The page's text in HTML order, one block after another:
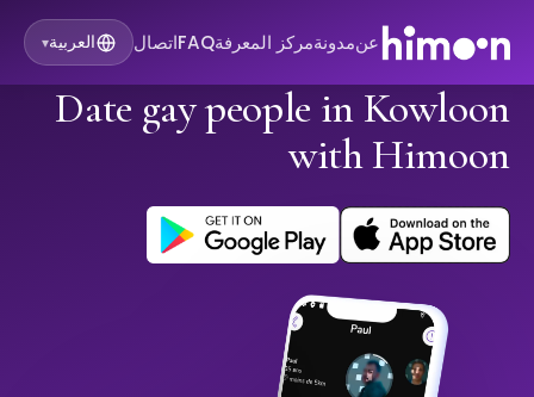
عنمدونةمركز المعرفةFAQاتصال العربية▾
Date gay people in Kowloon
with Himoon